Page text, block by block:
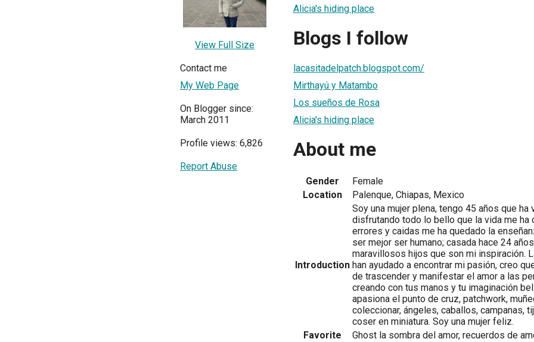
View Full Size
Contact me
My Web Page
On Blogger since:
March 2011
Profile views: 6,826
Report Abuse
Alicia's hiding place
Blogs I follow
lacasitadelpatch.blogspot.com/
Mirthayú y Matambo
Los sueños de Rosa
Alicia's hiding place
About me
Gender
Female
Location
Palenque, Chiapas, Mexico
Introduction
Soy una mujer plena, tengo 45 años que ha
disfrutando todo lo bello que la vida me ha
errores y caidas me ha quedado la
ser mejor ser humano; casada hace 24
maravillosos hijos que son mi inspiración.
han ayudado a encontrar mi pasión, creo
de trascender y manifestar el amor a las
creando con tus manos y tu imaginación
apasiona el punto de cruz, patchwork,
coleccionar, ángeles, caballos, campanas,
coser en miniatura. Soy una mujer feliz.
Favorite
Ghost la sombra del amor, recuerdos de